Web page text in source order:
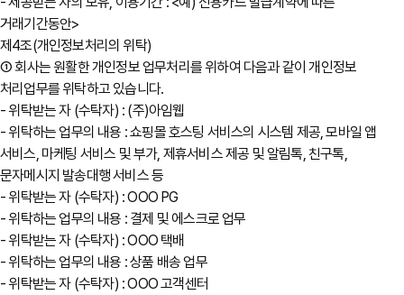
거래기간동안>
제4조(개인정보처리의 위탁)
① 회사는 원활한 개인정보 업무처리를 위하여 다음과 같이 개인정보
처리업무를 위탁하고 있습니다.
- 위탁받는 자 (수탁자) : (주)아임웹
- 위탁하는 업무의 내용 : 쇼핑몰 호스팅 서비스의 시스템 제공, 모바일 앱
서비스, 마케팅 서비스 및 부가, 제휴서비스 제공 및 알림톡, 친구톡,
문자메시지 발송대행 서비스 등
- 위탁받는 자 (수탁자) : OOO PG
- 위탁하는 업무의 내용 : 결제 및 에스크로 업무
- 위탁받는 자 (수탁자) : OOO 택배
- 위탁하는 업무의 내용 : 상품 배송 업무
- 위탁받는 자 (수탁자) : OOO 고객센터